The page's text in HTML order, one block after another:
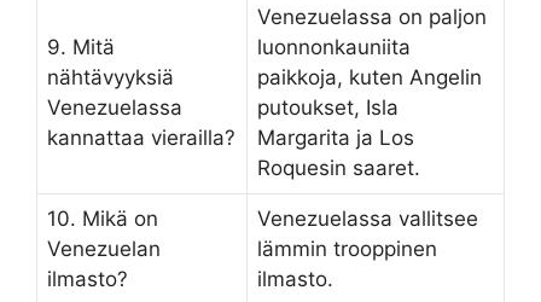
9. Mitä
nähtävyyksiä
Venezuelassa
kannattaa vierailla?
Venezuelassa on paljon
luonnonkauniita
paikkoja, kuten Angelin
putoukset, Isla
Margarita ja Los
Roquesin saaret.
10. Mikä on
Venezuelan
ilmasto?
Venezuelassa vallitsee
lämmin trooppinen
ilmasto.